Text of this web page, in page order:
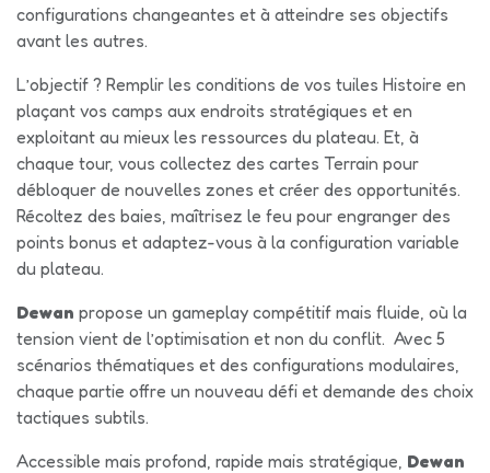
configurations changeantes et à atteindre ses objectifs
avant les autres.
L’objectif ? Remplir les conditions de vos tuiles Histoire en
plaçant vos camps aux endroits stratégiques et en
exploitant au mieux les ressources du plateau. Et, à
chaque tour, vous collectez des cartes Terrain pour
débloquer de nouvelles zones et créer des opportunités.
Récoltez des baies, maîtrisez le feu pour engranger des
points bonus et adaptez-vous à la configuration variable
du plateau.
Dewan propose un gameplay compétitif mais fluide, où la
tension vient de l’optimisation et non du conflit. Avec 5
scénarios thématiques et des configurations modulaires,
chaque partie offre un nouveau défi et demande des choix
tactiques subtils.
Accessible mais profond, rapide mais stratégique, Dewan